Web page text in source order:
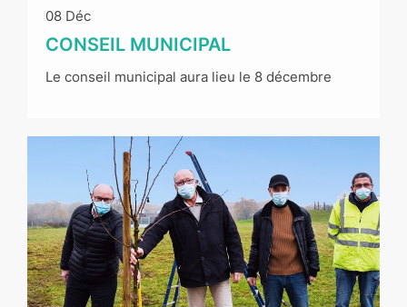
08 Déc
CONSEIL MUNICIPAL
Le conseil municipal aura lieu le 8 décembre